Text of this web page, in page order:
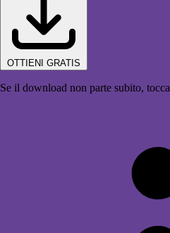
OTTIENI GRATIS
Se il download non parte subito, tocca